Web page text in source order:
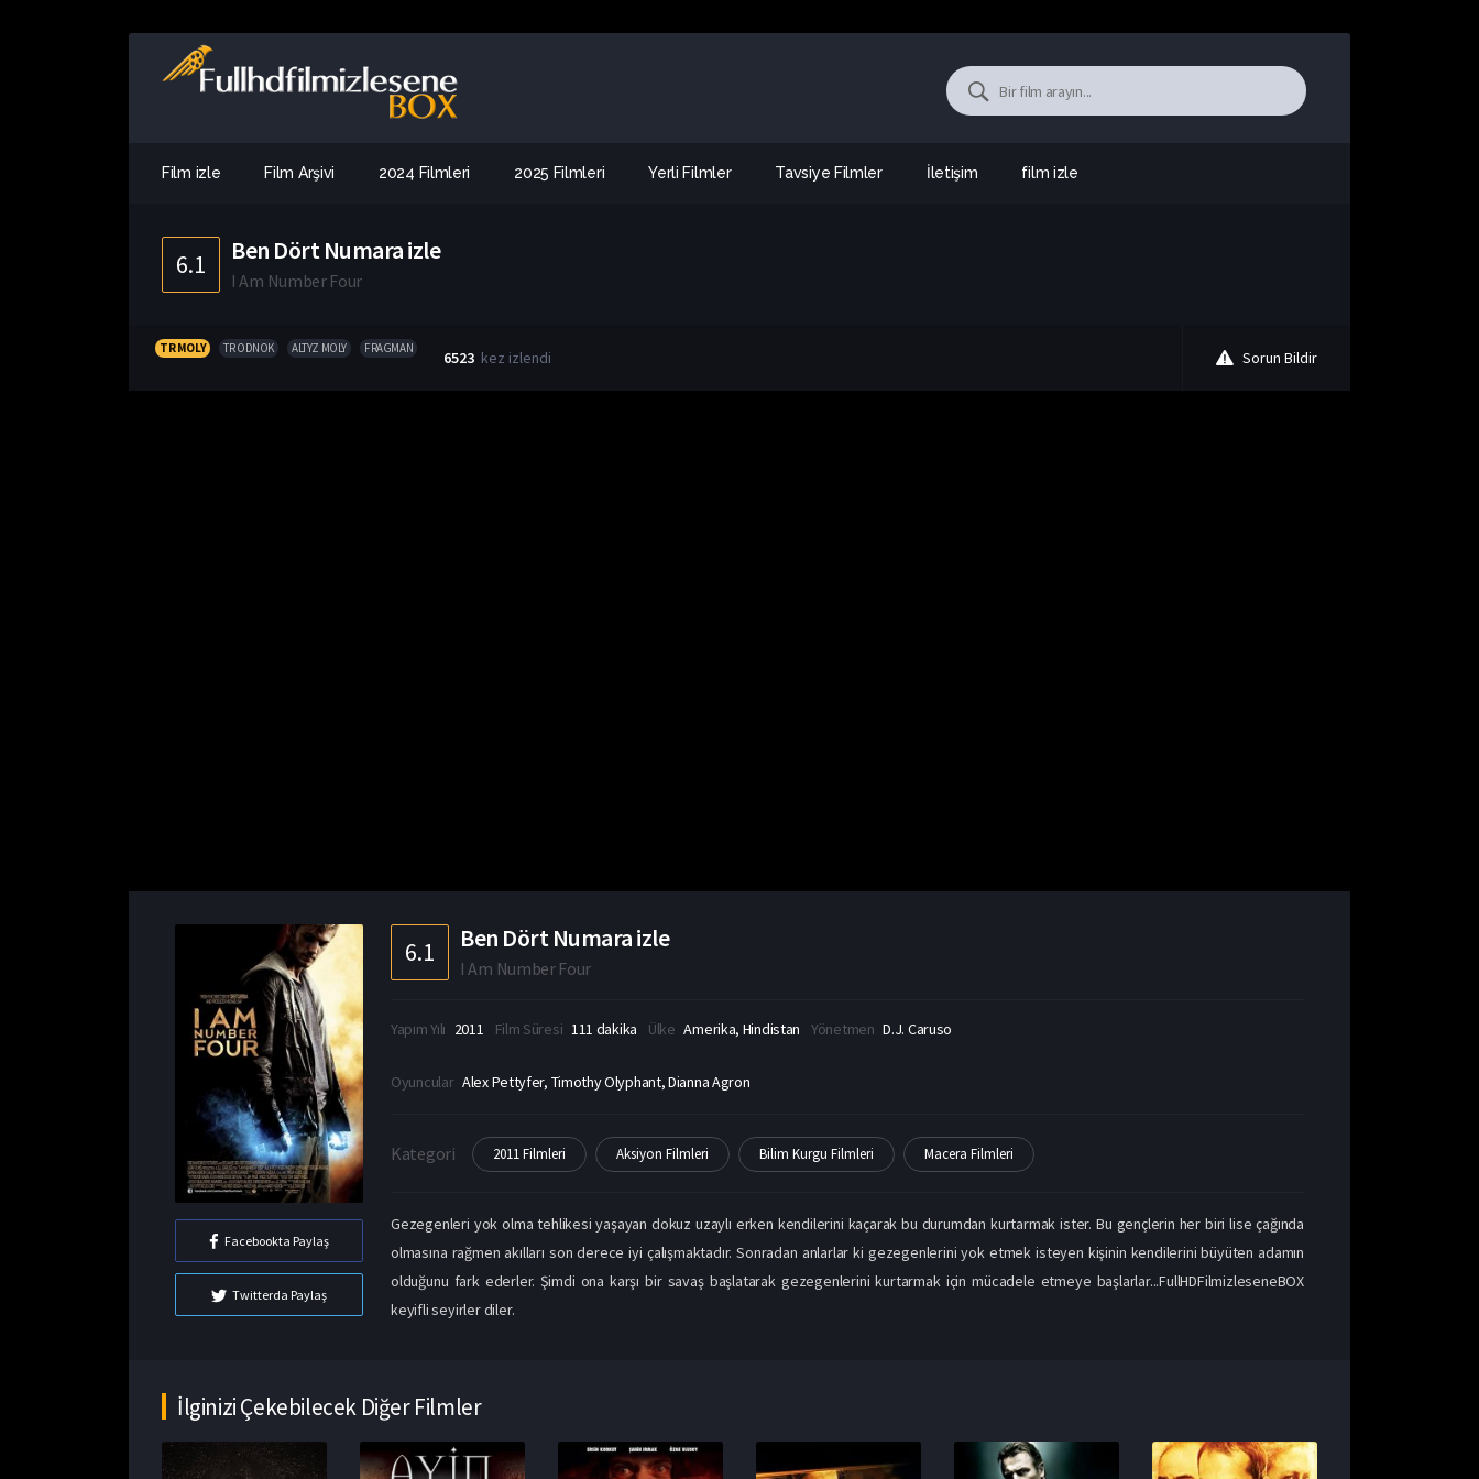
Film izle Film Arşivi 2024 Filmleri 2025 Filmleri Yerli Filmler Tavsiye Filmler İletişim film izle
6.1 Ben Dört Numara izle
I Am Number Four
TR MOLY TR ODNOK ALTYZ MOLY FRAGMAN 6523 kez izlendi Sorun Bildir
Facebookta Paylaş
Twitterda Paylaş
6.1 Ben Dört Numara izle
I Am Number Four
Yapım Yılı 2011 Film Süresi 111 dakika Ülke Amerika, Hindistan Yönetmen D.J. Caruso
Oyuncular Alex Pettyfer, Timothy Olyphant, Dianna Agron
Kategori 2011 Filmleri Aksiyon Filmleri Bilim Kurgu Filmleri Macera Filmleri
Gezegenleri yok olma tehlikesi yaşayan dokuz uzaylı erken kendilerini kaçarak bu durumdan kurtarmak ister. Bu gençlerin her biri lise çağında
olmasına rağmen akılları son derece iyi çalışmaktadır. Sonradan anlarlar ki gezegenlerini yok etmek isteyen kişinin kendilerini büyüten adamın
olduğunu fark ederler. Şimdi ona karşı bir savaş başlatarak gezegenlerini kurtarmak için mücadele etmeye başlarlar...FullHDFilmizleseneBOX
keyifli seyirler diler.
İlginizi Çekebilecek Diğer Filmler